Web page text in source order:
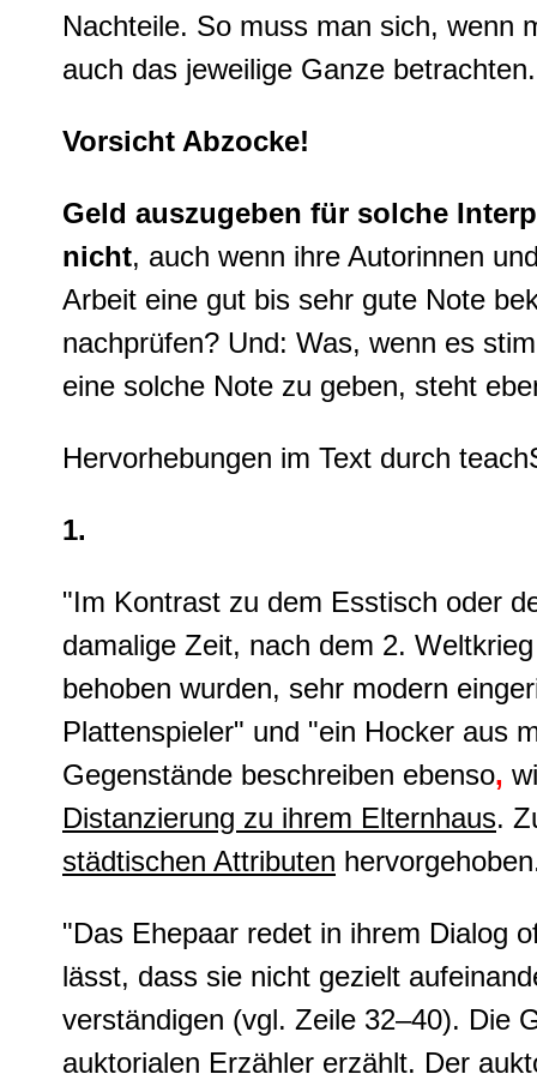
Nachteile. So muss man sich, wenn
auch das jeweilige Ganze betrachten.
Vorsicht Abzocke!
Geld auszugeben für solche
nicht, auch wenn ihre Autorinnen
Arbeit eine gut bis sehr gute Note
nachprüfen? Und: Was, wenn es
eine solche Note zu geben, steht
Hervorhebungen im Text durch
1.
"Im Kontrast zu dem Esstisch oder
damalige Zeit, nach dem 2.
behoben wurden, sehr modern
Plattenspieler" und "ein Hocker aus
Gegenstände beschreiben ebenso,
Distanzierung zu ihrem Elternhaus.
städtischen Attributen
"Das Ehepaar redet in ihrem Dialog
lässt, dass sie nicht gezielt
verständigen (vgl. Zeile 32–40). Die
auktorialen Erzähler erzählt. Der